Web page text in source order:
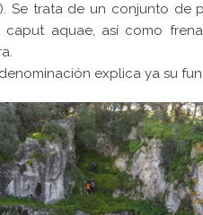
Se trata de un conjunto de
aquae, así como
explica ya su